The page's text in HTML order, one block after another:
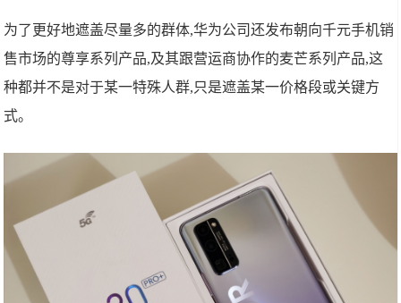
为了更好地遮盖尽量多的群体,华为公司还发布朝向千元手机销
售市场的尊享系列产品,及其跟营运商协作的麦芒系列产品,这
种都并不是对于某一特殊人群,只是遮盖某一价格段或关键方
式。